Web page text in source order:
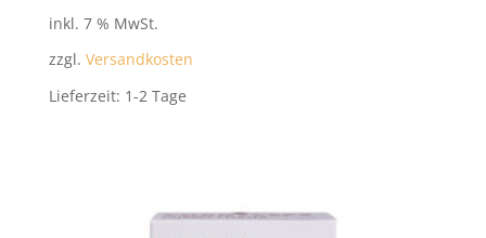
inkl. 7 % MwSt.
zzgl. Versandkosten
Lieferzeit: 1-2 Tage